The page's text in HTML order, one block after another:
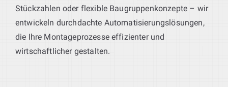
Stückzahlen oder flexible Baugruppenkonzepte – wir
entwickeln durchdachte Automatisierungslösungen,
die Ihre Montageprozesse effizienter und
wirtschaftlicher gestalten.